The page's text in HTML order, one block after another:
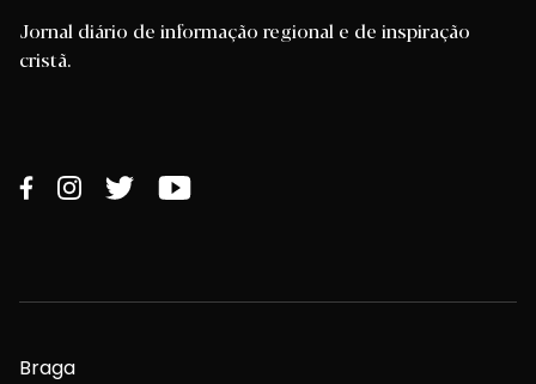
Jornal diário de informação regional e de inspiração
cristã.
Braga